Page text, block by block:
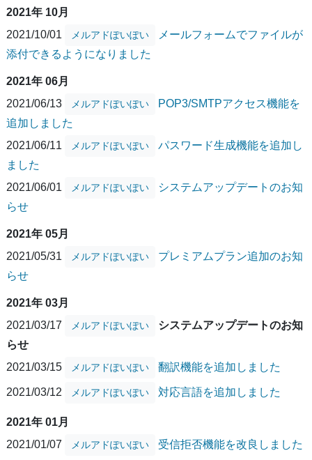
2021年 10月
2021/10/01
メルアドぽいぽい
メールフォームでファイルが
添付できるようになりました
2021年 06月
2021/06/13
メルアドぽいぽい
POP3/SMTPアクセス機能を
追加しました
2021/06/11
メルアドぽいぽい
パスワード生成機能を追加し
ました
2021/06/01
メルアドぽいぽい
システムアップデートのお知
らせ
2021年 05月
2021/05/31
メルアドぽいぽい
プレミアムプラン追加のお知
らせ
2021年 03月
2021/03/17
メルアドぽいぽい
システムアップデートのお知
らせ
2021/03/15
メルアドぽいぽい 翻訳機能を追加しました
2021/03/12 メルアドぽいぽい 対応言語を追加しました
2021年 01月
2021/01/07
メルアドぽいぽい 受信拒否機能を改良しました